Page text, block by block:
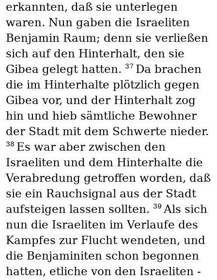
erkannten, daß sie unterlegen
waren. Nun gaben die Israeliten
Benjamin Raum; denn sie verließen
sich auf den Hinterhalt, den sie
Gibea gelegt hatten. 37 Da brachen
die im Hinterhalte plötzlich gegen
Gibea vor, und der Hinterhalt zog
hin und hieb sämtliche Bewohner
der Stadt mit dem Schwerte nieder.
38 Es war aber zwischen den
Israeliten und dem Hinterhalte die
Verabredung getroffen worden, daß
sie ein Rauchsignal aus der Stadt
aufsteigen lassen sollten. 39 Als sich
nun die Israeliten im Verlaufe des
Kampfes zur Flucht wendeten, und
die Benjaminiten schon begonnen
hatten, etliche von den Israeliten -